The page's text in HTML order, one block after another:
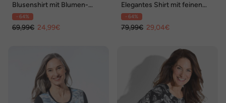
Blusenshirt mit Blumen-
Paisley-Muster
- 64%
69,99€ 24,99€
Elegantes Shirt mit feinen
Glanzgarnen
- 64%
79,99€ 29,04€